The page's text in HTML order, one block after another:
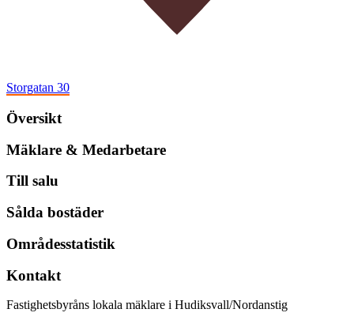
Storgatan 30
Översikt
Mäklare & Medarbetare
Till salu
Sålda bostäder
Områdesstatistik
Kontakt
Fastighetsbyråns lokala mäklare i Hudiksvall/Nordanstig